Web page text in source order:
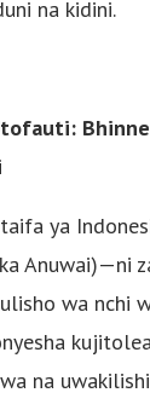
na kidini.
ya
Anuwai)—ni
wa nchi
na